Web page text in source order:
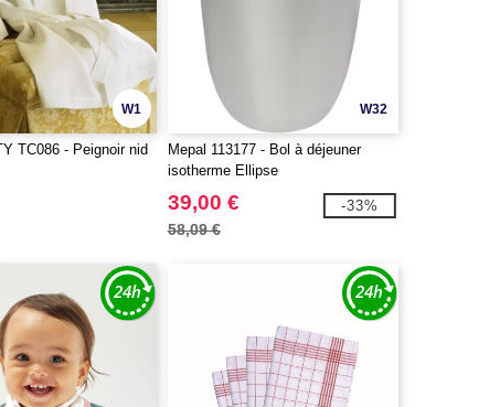
W1
TC086 - Peignoir nid
W32
Mepal 113177 - Bol à déjeuner
isotherme Ellipse
39,00 €
58,09 €
-33%